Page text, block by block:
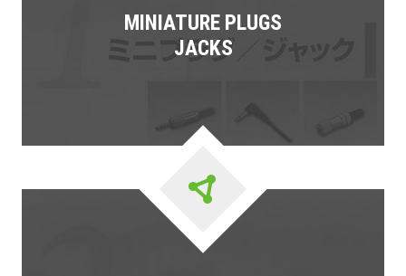
MINIATURE PLUGS
JACKS